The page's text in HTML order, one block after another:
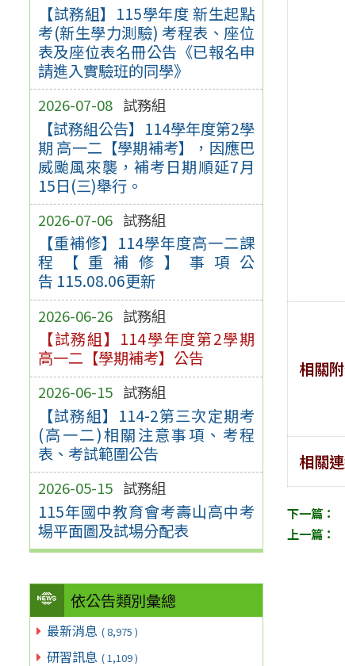
【試務組】115學年度 新生起點
考(新生學力測驗) 考程表、座位
表及座位表名冊公告《已報名申
請進入實驗班的同學》
2026-07-08 試務組
【試務組公告】114學年度第2學
期 高一二【學期補考】，因應巴
威颱風來襲，補考日期順延7月
15日(三)舉行。
2026-07-06 試務組
【重補修】114學年度高一二課
程【重補修】事項公
告 115.08.06更新
2026-06-26 試務組
【試務組】114學年度第2學期
高一二【學期補考】公告
2026-06-15 試務組
【試務組】114-2第三次定期考
(高一二)相關注意事項、考程
表、考試範圍公告
2026-05-15 試務組
115年國中教育會考壽山高中考
場平面圖及試場分配表
依公告類別彙總
最新消息 ( 8,975 )
研習訊息 ( 1,109 )
相關
相關